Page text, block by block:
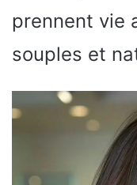
prennent vie
souples et